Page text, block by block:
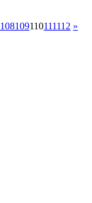
108109110111112 »